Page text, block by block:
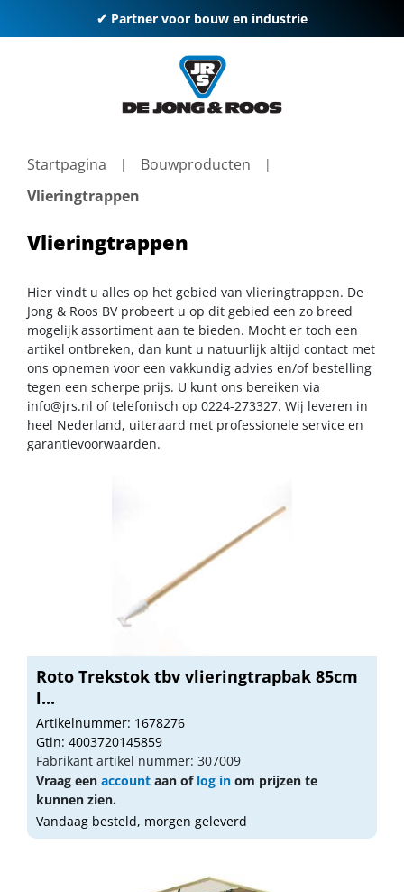
✔ Partner voor bouw en industrie
Startpagina
Bouwproducten
Vlieringtrappen
Vlieringtrappen
Hier vindt u alles op het gebied van vlieringtrappen. De
Jong & Roos BV probeert u op dit gebied een zo breed
mogelijk assortiment aan te bieden. Mocht er toch een
artikel ontbreken, dan kunt u natuurlijk altijd contact met
ons opnemen voor een vakkundig advies en/of bestelling
tegen een scherpe prijs. U kunt ons bereiken via
info@jrs.nl of telefonisch op 0224-273327. Wij leveren in
heel Nederland, uiteraard met professionele service en
garantievoorwaarden.
Roto Trekstok tbv vlieringtrapbak 85cm
l...
Artikelnummer: 1678276
Gtin: 4003720145859
Fabrikant artikel nummer: 307009
Vraag een account aan of log in om prijzen te
kunnen zien.
Vandaag besteld, morgen geleverd